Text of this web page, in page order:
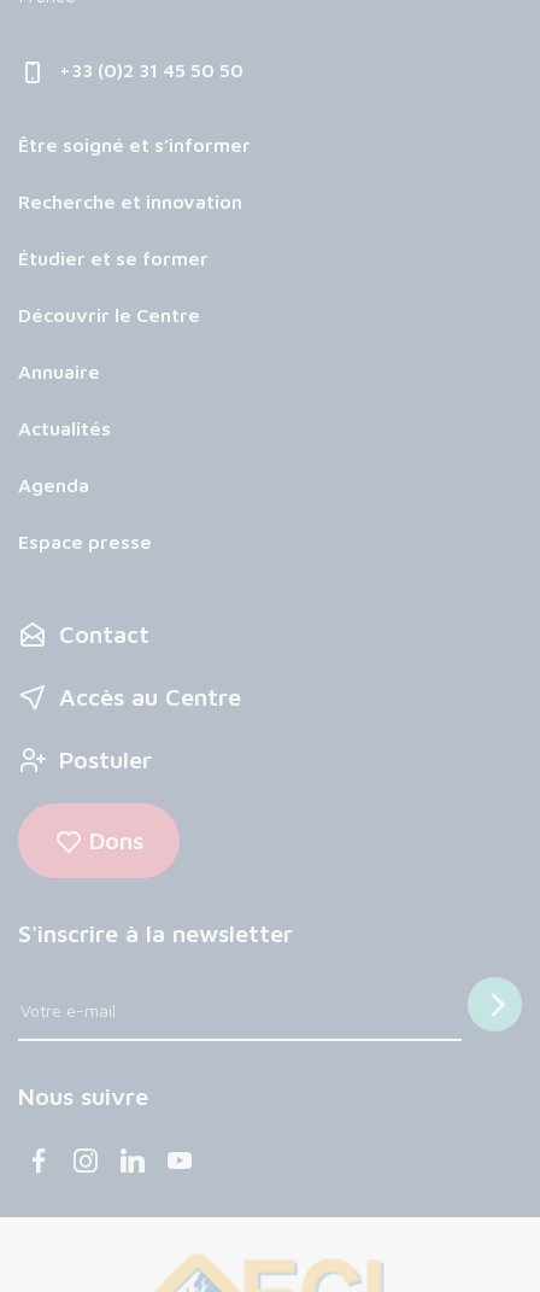
+33 (0)2 31 45 50 50
Être soigné et s’informer
Recherche et innovation
Étudier et se former
Découvrir le Centre
Annuaire
Actualités
Agenda
Espace presse
Contact
Accès au Centre
Postuler
Dons
S'inscrire à la newsletter
Nous suivre